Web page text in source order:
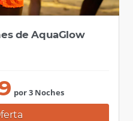
de AquaGlow
por 3 Noches